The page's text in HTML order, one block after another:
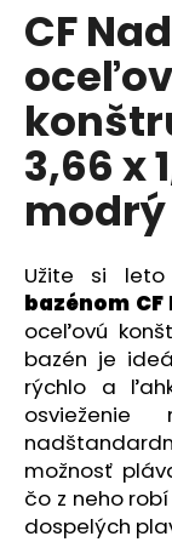
produktu
je
z
5
hviezdičiek.
CF
3,66 x
modrý
Užite si
bazénom CF
oceľovú
bazén je
rýchlo a
možnosť
čo z neho
dospelých
O
d
p
r
ú
č
a
m
e
BESTWAY
NADZEMNÝ
BAZÉN